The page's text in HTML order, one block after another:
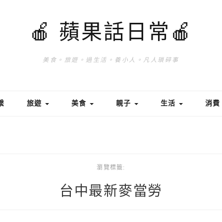
🍎 蘋果話日常🍎
美食。旅遊。過生活。養小人。凡人瑣碎事
旅遊 美食 親子 生活 消費
瀏覽標籤:
台中最新麥當勞